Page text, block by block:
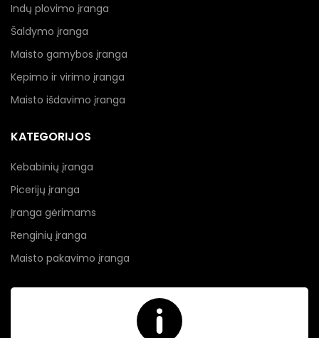
Indų plovimo įranga
Šaldymo įranga
Maisto gamybos įranga
Kepimo ir virimo įranga
Maisto išdavimo įranga
KATEGORIJOS
Kebabinių įranga
Picerijų įranga
Įranga gėrimams
Renginių įranga
Maisto pakavimo įranga